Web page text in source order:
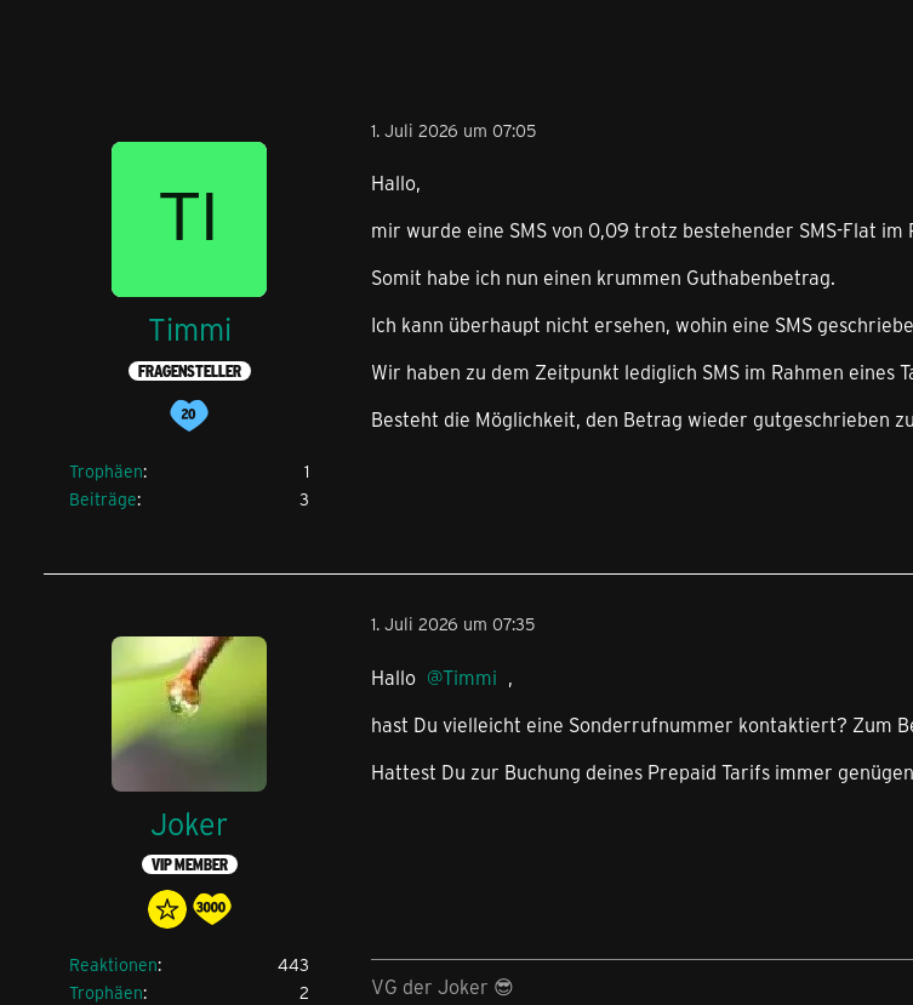
Timmi
FRAGENSTELLER
Trophäen
1
Beiträge
3
1. Juli 2026 um 07:05
Hallo,
mir wurde eine SMS von 0,09 trotz bestehender SMS-Flat
Somit habe ich nun einen krummen Guthabenbetrag.
Ich kann überhaupt nicht ersehen, wohin eine SMS
Wir haben zu dem Zeitpunkt lediglich SMS im Rahmen eines
Besteht die Möglichkeit, den Betrag wieder gutgeschrieben
Joker
VIP MEMBER
Reaktionen
443
Trophäen
2
1. Juli 2026 um 07:35
Hallo Timmi ,
hast Du vielleicht eine Sonderrufnummer kontaktiert? Zum
Hattest Du zur Buchung deines Prepaid Tarifs immer
VG der Joker 😎